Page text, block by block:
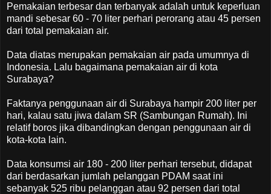
Pemakaian terbesar dan terbanyak adalah untuk keperluan
mandi sebesar 60 - 70 liter perhari perorang atau 45 persen
dari total pemakaian air.
Data diatas merupakan pemakaian air pada umumnya di
Indonesia. Lalu bagaimana pemakaian air di kota
Surabaya?
Faktanya penggunaan air di Surabaya hampir 200 liter per
hari, kalau satu jiwa dalam SR (Sambungan Rumah). Ini
relatif boros jika dibandingkan dengan penggunaan air di
kota-kota lain.
Data konsumsi air 180 - 200 liter perhari tersebut, didapat
dari berdasarkan jumlah pelanggan PDAM saat ini
sebanyak 525 ribu pelanggan atau 92 persen dari total